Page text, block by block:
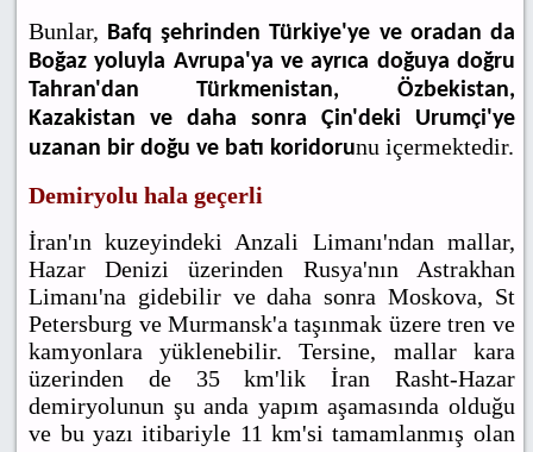
Bunlar, Bafq şehrinden Türkiye'ye ve oradan da
Boğaz yoluyla Avrupa'ya ve ayrıca doğuya doğru
Tahran'dan Türkmenistan, Özbekistan,
Kazakistan ve daha sonra Çin'deki Urumçi'ye
uzanan bir doğu ve batı koridorunu içermektedir.
Demiryolu hala geçerli
İran'ın kuzeyindeki Anzali Limanı'ndan mallar,
Hazar Denizi üzerinden Rusya'nın Astrakhan
Limanı'na gidebilir ve daha sonra Moskova, St
Petersburg ve Murmansk'a taşınmak üzere tren ve
kamyonlara yüklenebilir. Tersine, mallar kara
üzerinden de 35 km'lik İran Rasht-Hazar
demiryolunun şu anda yapım aşamasında olduğu
ve bu yazı itibariyle 11 km'si tamamlanmış olan